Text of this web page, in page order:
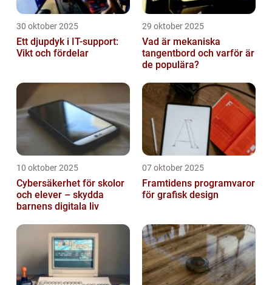
30 oktober 2025
Ett djupdyk i IT-support:
Vikt och fördelar
29 oktober 2025
Vad är mekaniska
tangentbord och varför är
de populära?
10 oktober 2025
Cybersäkerhet för skolor
och elever – skydda
barnens digitala liv
07 oktober 2025
Framtidens programvaror
för grafisk design